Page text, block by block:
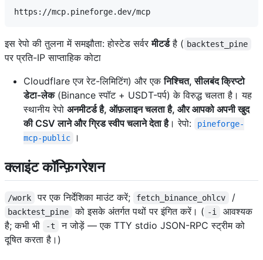
इस रेपो की तुलना में समझौता: होस्टेड सर्वरमीटर्डहै ( backtest_pine
पर प्रति-IP साप्ताहिक कोटा
Cloudflare एज रेट-लिमिटिंग) और एकनिश्चित, सीलबंद क्रिप्टो
डेटा-लेक(Binance स्पॉट + USDT-पर्प) के विरुद्ध चलता है। यह
स्थानीय रेपो अनमीटर्ड है, ऑफ़लाइन चलता है, और आपको अपनी खुद
की CSV लाने और ग्रिड स्वीप चलाने देता है। रेपो:
pineforge-
mcp-public
।
क्लाइंट कॉन्फ़िगरेशन
/work पर एक निर्देशिका माउंट करें; fetch_binance_ohlcv /
backtest_pine को इसके अंतर्गत पथों पर इंगित करें। ( -i
आवश्यक
है; कभी भी
-t
न जोड़ें — एक TTY stdio JSON-RPC स्ट्रीम को
दूषित करता है।)